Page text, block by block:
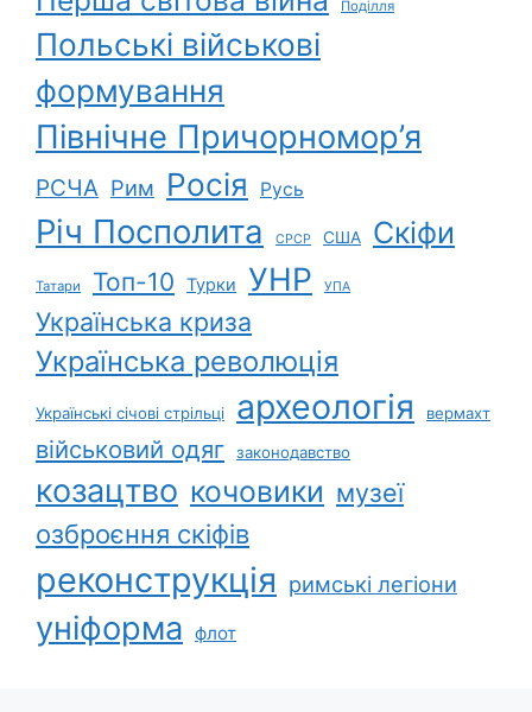
Поділля
Польські військові
формування
Північне Причорномор’я
РСЧА Рим Росія Русь
Річ Посполита СРСР США Скіфи
Татари Топ-10 Турки УНР УПА
Українська криза
Українська революція
Українські січові стрільці археологія вермахт
військовий одяг законодавство
козацтво кочовики музеї
озброєння скіфів
реконструкція римські легіони
уніформа флот